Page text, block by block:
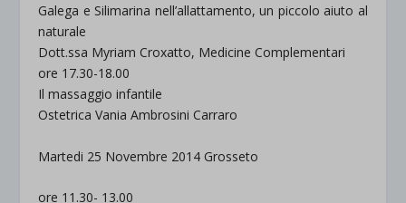
Galega e Silimarina nell’allattamento, un piccolo aiuto al
naturale
Dott.ssa Myriam Croxatto, Medicine Complementari
ore 17.30-18.00
Il massaggio infantile
Ostetrica Vania Ambrosini Carraro
Martedi 25 Novembre 2014 Grosseto
ore 11.30- 13.00